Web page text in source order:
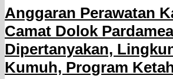
Anggaran Perawatan
Camat Dolok
Dipertanyakan,
Kumuh, Program